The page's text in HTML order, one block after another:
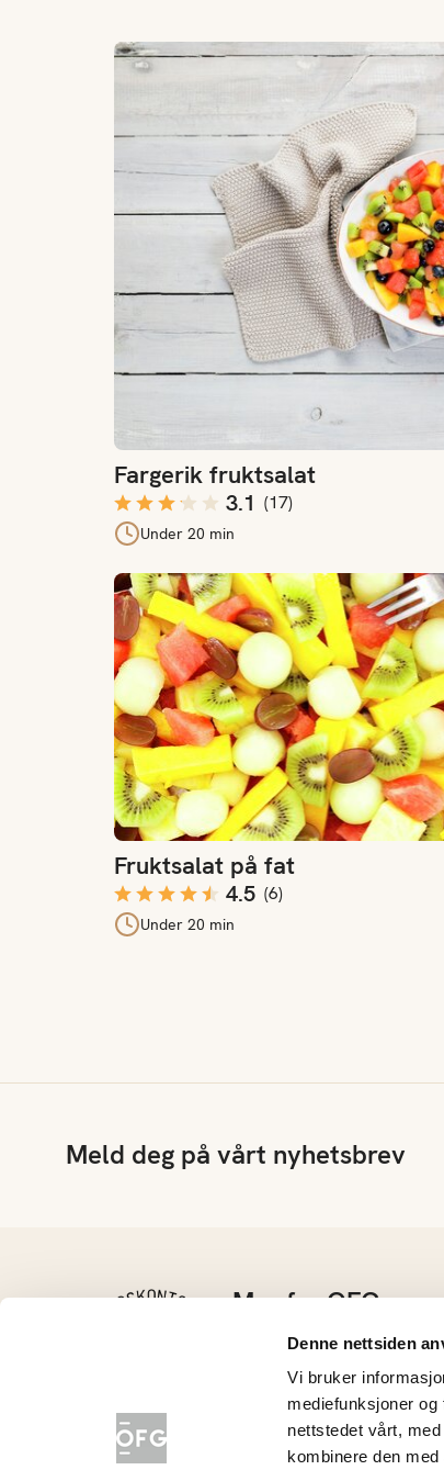
Denne nettsiden
Vi bruker
mediefunksjoner
nettstedet vårt,
kombinere den
Fargerik fruktsalat
3.1 (17)
Under 20 min
Fargerik fruktsalat
Fruktsalat på fat
4.5 (6)
Under 20 min
Fruktsalat på fat
Meld deg på vårt nyhetsbrev
Mer fra OFG
Grøntløftet
Konkurranser
Nyhetsarkiv